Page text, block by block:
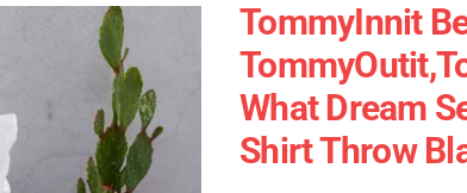
TommyInnit
What Dream
Shirt Throw